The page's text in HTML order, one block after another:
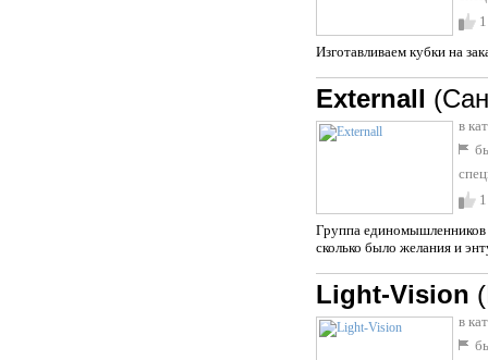
1
Изготавливаем кубки на
Externall
в
1
Группа единомышленников
сколько было желания и
Light-Vision
в